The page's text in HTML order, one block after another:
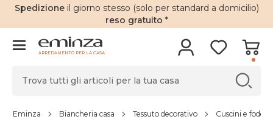
Spedizione il giorno stesso (solo per standard a domicilio)
reso gratuito *
ARREDAMENTO PER LA CASA
Eminza Biancheria casa Tessuto decorativo Cuscini e fodere